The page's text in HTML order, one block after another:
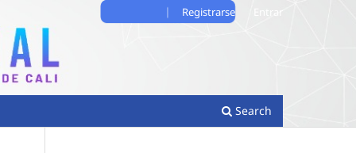
Search
Registrarse